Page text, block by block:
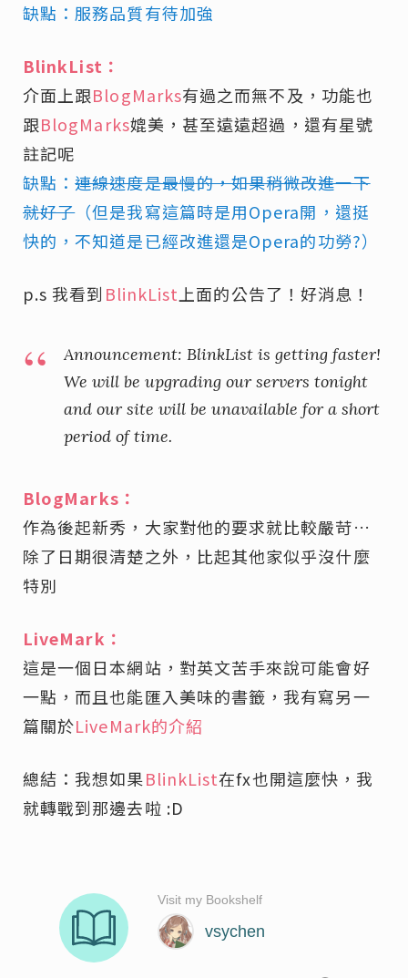
缺點：服務品質有待加強
BlinkList：
介面上跟BlogMarks有過之而無不及，功能也
跟BlogMarks媲美，甚至遠遠超過，還有星號
註記呢
缺點：連線速度是最慢的，如果稍微改進一下
就好了（但是我寫這篇時是用Opera開，還挺
快的，不知道是已經改進還是Opera的功勞?）
p.s 我看到 BlinkList 上面的公告了！好消息！
Announcement: BlinkList is getting faster!
We will be upgrading our servers tonight
and our site will be unavailable for a short
period of time.
BlogMarks：
作為後起新秀，大家對他的要求就比較嚴苛…
除了日期很清楚之外，比起其他家似乎沒什麼
特別
LiveMark：
這是一個日本網站，對英文苦手來說可能會好
一點，而且也能匯入美味的書籤，我有寫另一
篇關於LiveMark的介紹
總結：我想如果BlinkList在fx也開這麼快，我
就轉戰到那邊去啦 :D